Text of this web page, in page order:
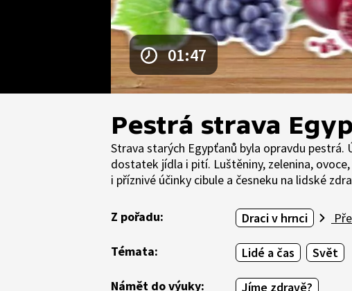
01:47
Pestrá strava
Strava starých Egypťanů byla opravdu
dostatek jídla i pití. Luštěniny, zelenina,
i příznivé účinky cibule a česneku na lidské
Z pořadu: Draci v hrnci
Témata: Lidé a čas Svět
Námět do výuky: Jíme zdravě?